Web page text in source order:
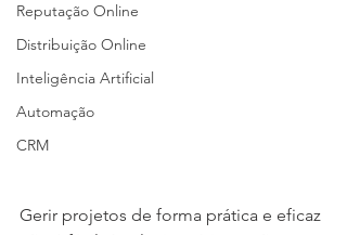
Reputação Online
Distribuição Online
Inteligência Artificial
Automação
CRM
Gerir projetos de forma prática e eficaz